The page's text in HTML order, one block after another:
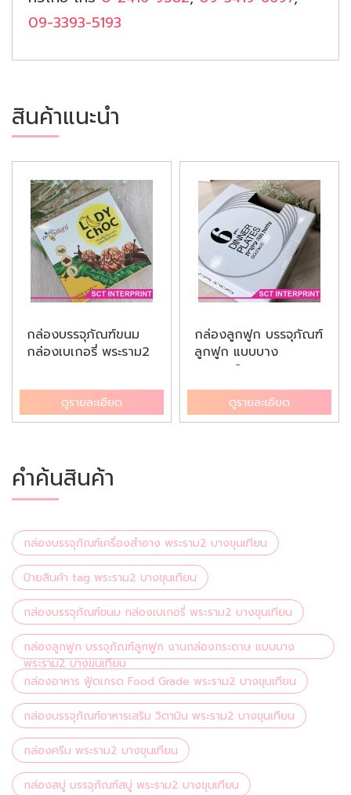
09-3393-5193
สินค้าแนะนำ
กล่องบรรจุภัณฑ์ขนม
กล่องเบเกอรี่ พระราม2
ดูรายละเอียด
กล่องลูกฟูก บรรจุภัณฑ์
ลูกฟูก แบบบาง
พระราม2 บ...
ดูรายละเอียด
คำค้นสินค้า
กล่องบรรจุภัณฑ์เครื่องสำอาง พระราม2 บางขุนเทียน
ป้ายสินค้า tag พระราม2 บางขุนเทียน
กล่องบรรจุภัณฑ์ขนม กล่องเบเกอรี่ พระราม2 บางขุนเทียน
กล่องลูกฟูก บรรจุภัณฑ์ลูกฟูก งานกล่องกระดาษ แบบบาง
พระราม2 บางขุนเทียน
กล่องอาหาร ฟู้ดเกรด Food Grade พระราม2 บางขุนเทียน
กล่องบรรจุภัณฑ์อาหารเสริม วิตามิน พระราม2 บางขุนเทียน
กล่องครีม พระราม2 บางขุนเทียน
กล่องสบู่ บรรจุภัณฑ์สบู่ พระราม2 บางขุนเทียน